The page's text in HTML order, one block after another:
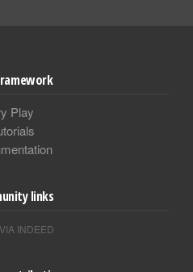
Play
links
VIA INDEED